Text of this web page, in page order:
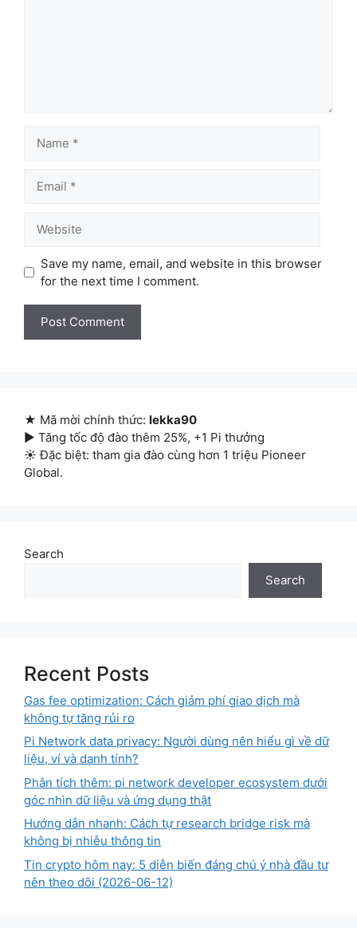
Save my name, email, and website in this browser
for the next time I comment.
★ Mã mời chính thức: lekka90
▶ Tăng tốc độ đào thêm 25%, +1 Pi thưởng
☀ Đặc biệt: tham gia đào cùng hơn 1 triệu Pioneer
Global.
Search
Search
Recent Posts
Gas fee optimization: Cách giảm phí giao dịch mà
không tự tăng rủi ro
Pi Network data privacy: Người dùng nên hiểu gì về dữ
liệu, ví và danh tính?
Phân tích thêm: pi network developer ecosystem dưới
góc nhìn dữ liệu và ứng dụng thật
Hướng dẫn nhanh: Cách tự research bridge risk mà
không bị nhiễu thông tin
Tin crypto hôm nay: 5 diễn biến đáng chú ý nhà đầu tư
nên theo dõi (2026-06-12)